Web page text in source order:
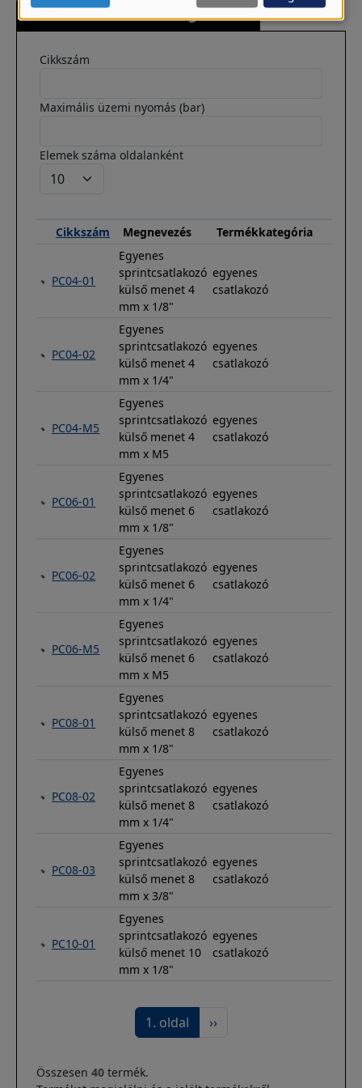
További termékek a kategóriában
Cikkszám
Maximális üzemi nyomás (bar)
Elemek száma oldalanként
Cikkszám Megnevezés Termékkategória
PC04-01
Egyenes
sprintcsatlakozó
külső menet 4
mm x 1/8"
egyenes
csatlakozó
PC04-02
Egyenes
sprintcsatlakozó
külső menet 4
mm x 1/4"
egyenes
csatlakozó
PC04-M5
Egyenes
sprintcsatlakozó
külső menet 4
mm x M5
egyenes
csatlakozó
PC06-01
Egyenes
sprintcsatlakozó
külső menet 6
mm x 1/8"
egyenes
csatlakozó
PC06-02
Egyenes
sprintcsatlakozó
külső menet 6
mm x 1/4"
egyenes
csatlakozó
PC06-M5
Egyenes
sprintcsatlakozó
külső menet 6
mm x M5
egyenes
csatlakozó
PC08-01
Egyenes
sprintcsatlakozó
külső menet 8
mm x 1/8"
egyenes
csatlakozó
PC08-02
Egyenes
sprintcsatlakozó
külső menet 8
mm x 1/4"
egyenes
csatlakozó
PC08-03
Egyenes
sprintcsatlakozó
külső menet 8
mm x 3/8"
egyenes
csatlakozó
PC10-01
Egyenes
sprintcsatlakozó
külső menet 10
mm x 1/8"
egyenes
csatlakozó
Oldalszámozás
1. oldal Következő oldal
››
Összesen 40 termék.
és
sütik
használata